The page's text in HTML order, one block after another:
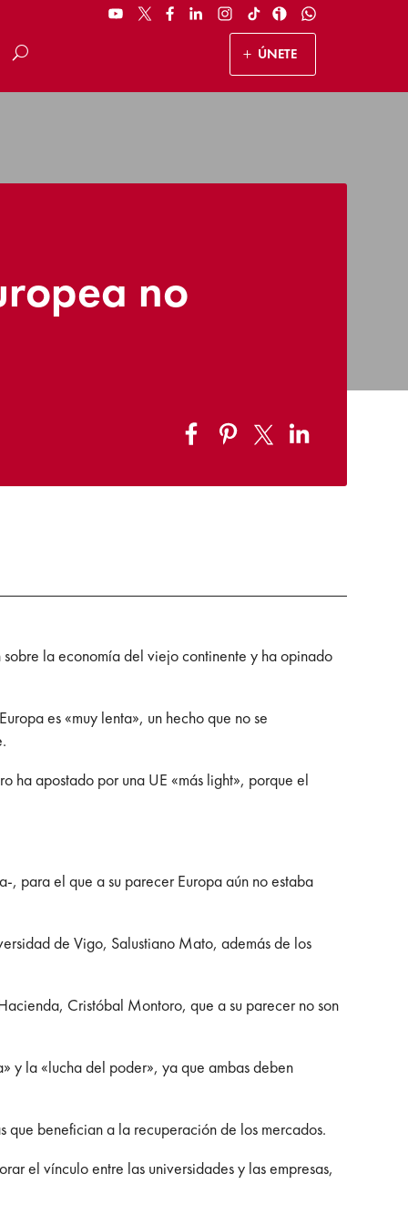
ÚNETE
no
la economía del viejo continente y ha opinado
es «muy lenta», un hecho que no se
ha apostado por una UE «más light», porque el
para el que a su parecer Europa aún no estaba
de Vigo, Salustiano Mato, además de los
Cristóbal Montoro, que a su parecer no son
y la «lucha del poder», ya que ambas deben
que benefician a la recuperación de los mercados.
el vínculo entre las universidades y las empresas,